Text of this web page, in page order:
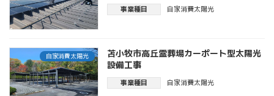
事業種目 自家消費太陽光
自家消費太陽光
苫小牧市高丘霊葬場カーポート型太陽光
設備工事
事業種目 自家消費太陽光